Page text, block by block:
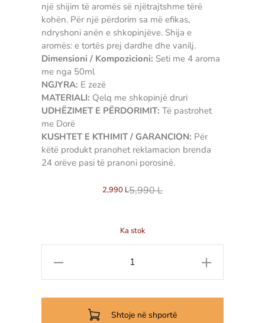
një shijim të aromës së njëtrajtshme tërë
kohën. Për një përdorim sa më efikas,
ndryshoni anën e shkopinjëve. Shija e
aromës: e tortës prej dardhe dhe vanilj.
Dimensioni / Kompozicioni: Seti me 4 aroma
me nga 50ml
NGJYRA: E zezë
MATERIALI: Qelq me shkopinjë druri
UDHËZIMET E PËRDORIMIT: Të pastrohet
me Dorë
KUSHTET E KTHIMIT / GARANCION: Për
këtë produkt pranohet reklamacion brenda
24 orëve pasi të pranoni porosinë.
5,990L
2,990 L
Ka stok
Shtoje në shportë